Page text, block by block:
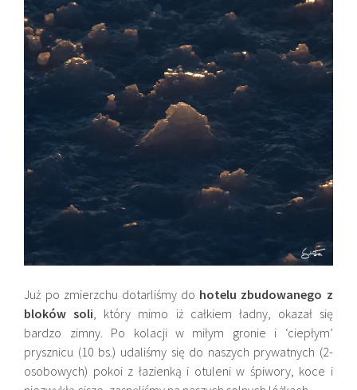
Już po zmierzchu dotarliśmy do hotelu zbudowanego z
bloków soli, który mimo iż całkiem ładny, okazał się
bardzo zimny. Po kolacji w miłym gronie i ‘ciepłym’
prysznicu (10 bs.) udaliśmy się do naszych prywatnych (2-
osobowych) pokoi z łazienką i otuleni w śpiwory, koce i